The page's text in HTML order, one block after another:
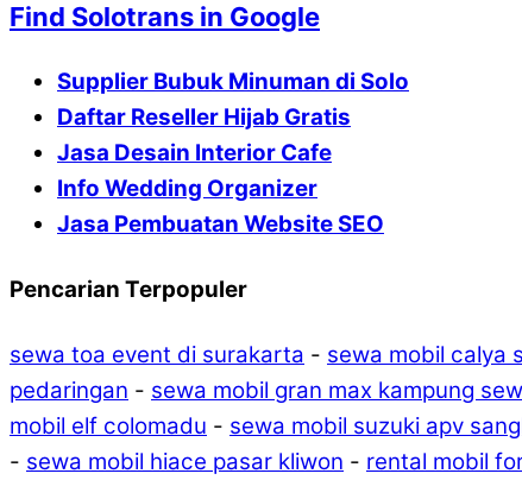
Find Solotrans in Google
Supplier Bubuk Minuman di Solo
Daftar Reseller Hijab Gratis
Jasa Desain Interior Cafe
Info Wedding Organizer
Jasa Pembuatan Website SEO
Pencarian Terpopuler
sewa toa event di surakarta - sewa mobil calya
pedaringan - sewa mobil gran max kampung
mobil elf colomadu - sewa mobil suzuki apv
- sewa mobil hiace pasar kliwon - rental mobil